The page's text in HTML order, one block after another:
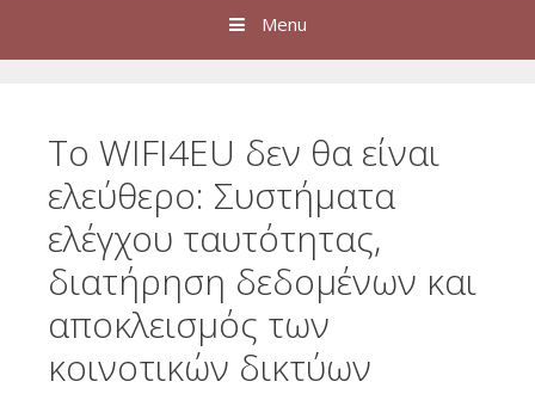
Menu
Το WIFI4EU δεν θα είναι
ελεύθερο: Συστήματα
ελέγχου ταυτότητας,
διατήρηση δεδομένων και
αποκλεισμός των
κοινοτικών δικτύων